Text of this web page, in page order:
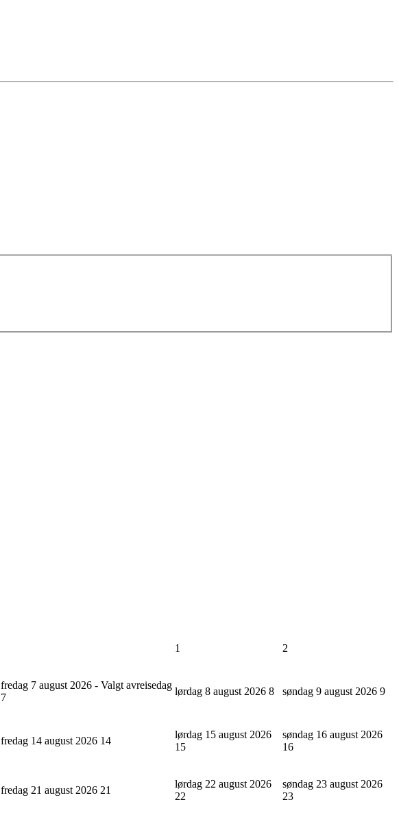
1 2
fredag 7 august 2026 - Valgt avreisedag
7
lørdag 8 august 2026 8 søndag 9 august 2026 9
fredag 14 august 2026 14
lørdag 15 august 2026
15
søndag 16 august 2026
16
fredag 21 august 2026 21
lørdag 22 august 2026
22
søndag 23 august 2026
23